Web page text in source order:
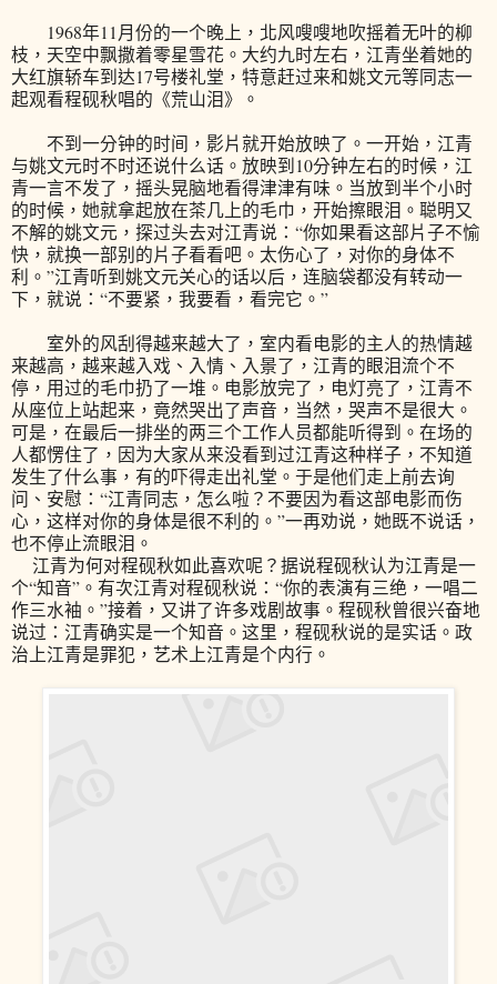
1968年11月份的一个晚上，北风嗖嗖地吹摇着无叶的柳
枝，天空中飘撒着零星雪花。大约九时左右，江青坐着她的
大红旗轿车到达17号楼礼堂，特意赶过来和姚文元等同志一
起观看程砚秋唱的《荒山泪》。
不到一分钟的时间，影片就开始放映了。一开始，江青
与姚文元时不时还说什么话。放映到10分钟左右的时候，江
青一言不发了，摇头晃脑地看得津津有味。当放到半个小时
的时候，她就拿起放在茶几上的毛巾，开始擦眼泪。聪明又
不解的姚文元，探过头去对江青说：“你如果看这部片子不愉
快，就换一部别的片子看看吧。太伤心了，对你的身体不
利。”江青听到姚文元关心的话以后，连脑袋都没有转动一
下，就说：“不要紧，我要看，看完它。”
室外的风刮得越来越大了，室内看电影的主人的热情越
来越高，越来越入戏、入情、入景了，江青的眼泪流个不
停，用过的毛巾扔了一堆。电影放完了，电灯亮了，江青不
从座位上站起来，竟然哭出了声音，当然，哭声不是很大。
可是，在最后一排坐的两三个工作人员都能听得到。在场的
人都愣住了，因为大家从来没看到过江青这种样子，不知道
发生了什么事，有的吓得走出礼堂。于是他们走上前去询
问、安慰：“江青同志，怎么啦？不要因为看这部电影而伤
心，这样对你的身体是很不利的。”一再劝说，她既不说话，
也不停止流眼泪。
江青为何对程砚秋如此喜欢呢？据说程砚秋认为江青是一
个“知音”。有次江青对程砚秋说：“你的表演有三绝，一唱二
作三水袖。”接着，又讲了许多戏剧故事。程砚秋曾很兴奋地
说过：江青确实是一个知音。这里，程砚秋说的是实话。政
治上江青是罪犯，艺术上江青是个内行。